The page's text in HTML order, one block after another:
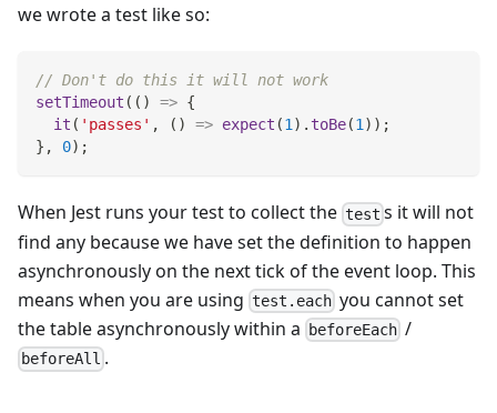
we wrote a test like so:
// Don't do this it will not work
setTimeout ( ( ) => {
it ( 'passes' , ( ) => expect (1) . toBe(1) ) ;
} , 0) ;
When Jest runs your test to collect the test s it will not
find any because we have set the definition to happen
asynchronously on the next tick of the event loop. This
means when you are using test.each you cannot set
the table asynchronously within a
beforeEach /
beforeAll .